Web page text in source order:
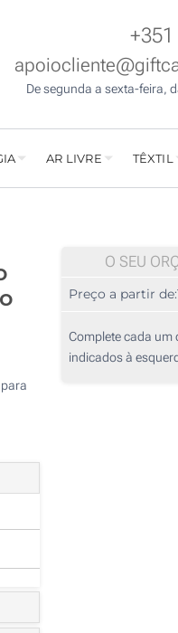
De segunda a sexta-feira,
AR LIVRE TÊXTIL
O SEU
Preço a partir de:
Complete cada um
indicados à